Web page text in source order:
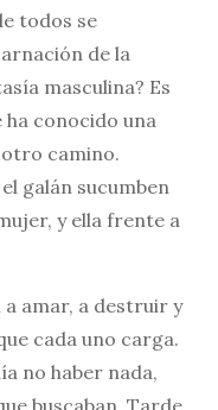
todos se
de la
masculina? Es
ha conocido una
camino.
galán sucumben
y ella frente a
a amar, a destruir y
cada uno carga.
no haber nada,
buscaban. Tarde